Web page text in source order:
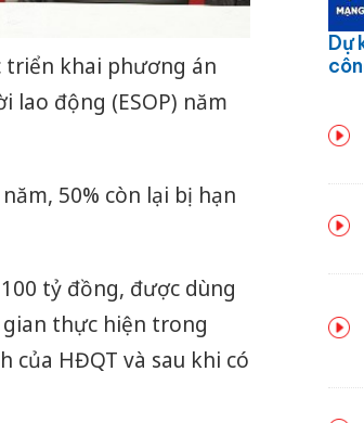
triển khai phương án
lao động (ESOP) năm
50% còn lại bị hạn
tỷ đồng, được dùng
gian thực hiện trong
của HĐQT và sau khi có
Dự